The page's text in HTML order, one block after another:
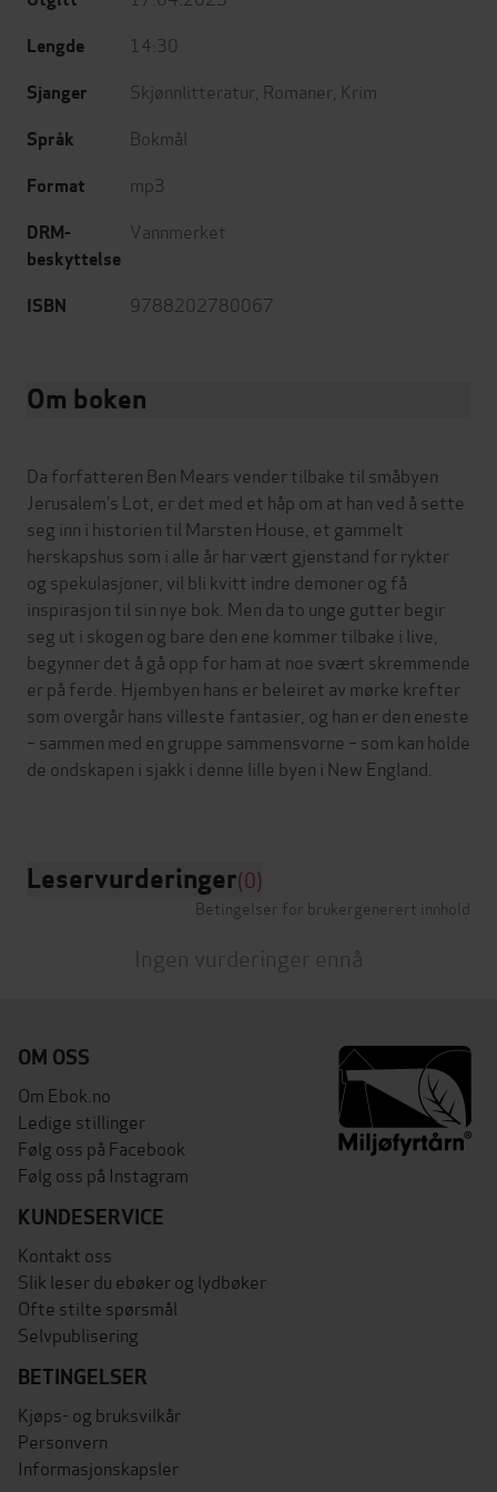
Lengde 14:30
Sjanger Skjønnlitteratur Romaner Krim
Språk Bokmål
Format mp3
DRM-
beskyttelse
Vannmerket
ISBN 9788202780067
Om boken
Da forfatteren Ben Mears vender tilbake til småbyen
Jerusalem’s Lot, er det med et håp om at han ved å sette
seg inn i historien til Marsten House, et gammelt
herskapshus som i alle år har vært gjenstand for rykter
og spekulasjoner, vil bli kvitt indre demoner og få
inspirasjon til sin nye bok. Men da to unge gutter begir
seg ut i skogen og bare den ene kommer tilbake i live,
begynner det å gå opp for ham at noe svært skremmende
er på ferde. Hjembyen hans er beleiret av mørke krefter
som overgår hans villeste fantasier, og han er den eneste
– sammen med en gruppe sammensvorne – som kan holde
de ondskapen i sjakk i denne lille byen i New England.
Leservurderinger(0)
Betingelser for brukergenerert innhold
Ingen vurderinger ennå
OM OSS
Om Ebok.no
Ledige stillinger
Følg oss på Facebook
Følg oss på Instagram
KUNDESERVICE
Kontakt oss
Slik leser du ebøker og lydbøker
Ofte stilte spørsmål
Selvpublisering
BETINGELSER
Kjøps- og bruksvilkår
Personvern
Informasjonskapsler